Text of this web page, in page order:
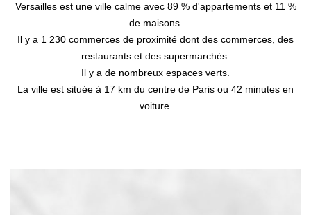
Versailles est une ville calme avec 89 % d'appartements et 11 %
de maisons.
Il y a 1 230 commerces de proximité dont des commerces, des
restaurants et des supermarchés.
Il y a de nombreux espaces verts.
La ville est située à 17 km du centre de Paris ou 42 minutes en
voiture.